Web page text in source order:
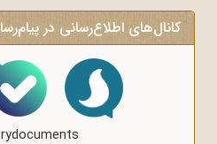
کانال‌های اطلاع‌رسانی در